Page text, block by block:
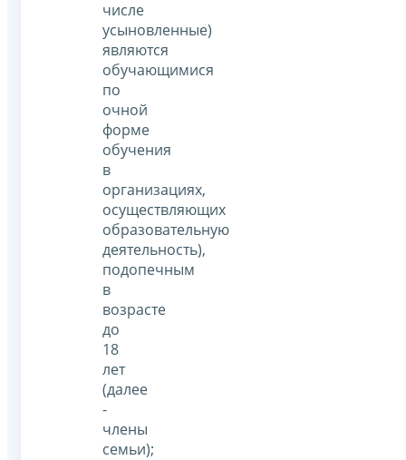
числе
усыновленные)
являются
обучающимися
по
очной
форме
обучения
в
организациях,
осуществляющих
образовательную
деятельность),
подопечным
в
возрасте
до
18
лет
(далее
-
члены
семьи);